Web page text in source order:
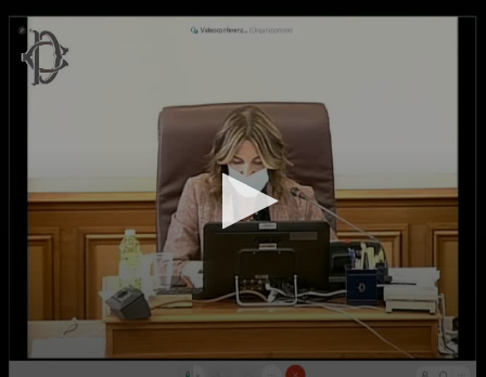
Vai al contenuto principale
WebTV Camera dei Deputati
Vai al menu di navigazione
Fine contenuto
Vai al contenuto principale Vai al menu di navigazione